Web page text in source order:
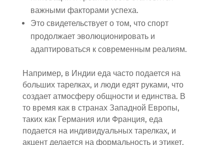
важными факторами успеха.
Это свидетельствует о том, что спорт
продолжает эволюционировать и
адаптироваться к современным реалиям.
Например, в Индии еда часто подается на
больших тарелках, и люди едят руками, что
создает атмосферу общности и единства. В
то время как в странах Западной Европы,
таких как Германия или Франция, еда
подается на индивидуальных тарелках, и
акцент делается на формальность и этикет.